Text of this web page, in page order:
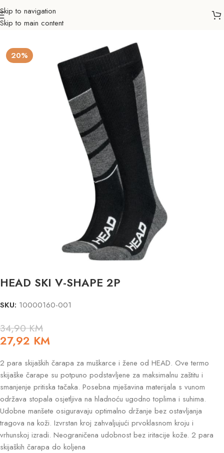
Skip to navigation
Skip to main content
Početna Sve za zimu
20%
HEAD SKI V-SHAPE 2P
SKU: 10000160-001
34,90KM
27,92 KM
2 para skijaških čarapa za muškarce i žene od HEAD. Ove termo
skijaške čarape su potpuno podstavljene za maksimalnu zaštitu i
smanjenje pritiska tačaka. Posebna mješavina materijala s vunom
održava stopala osjetljiva na hladnoću ugodno toplima i suhima.
Udobne manšete osiguravaju optimalno držanje bez ostavljanja
tragova na koži. Izvrstan kroj zahvaljujući prvoklasnom kroju i
vrhunskoj izradi. Neograničena udobnost bez iritacije kože. 2 para
skijaških čarapa do koljena